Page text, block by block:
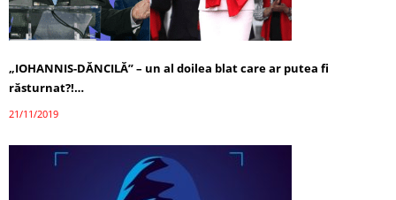
„IOHANNIS-DĂNCILĂ” – un al doilea blat care ar putea fi
răsturnat?!…
21/11/2019